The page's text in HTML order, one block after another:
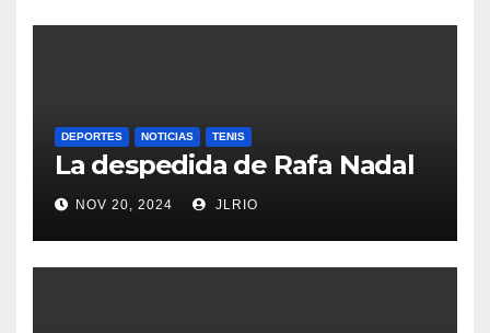
DEPORTES NOTICIAS TENIS
La despedida de Rafa Nadal
NOV 20, 2024 JLRIO